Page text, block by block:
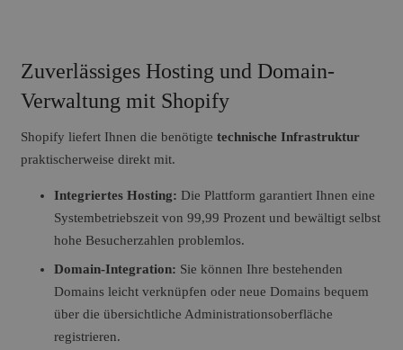
Zuverlässiges Hosting und Domain-
Verwaltung mit Shopify
Shopify liefert Ihnen die benötigte technische Infrastruktur
praktischerweise direkt mit.
Integriertes Hosting: Die Plattform garantiert Ihnen eine
Systembetriebszeit von 99,99 Prozent und bewältigt selbst
hohe Besucherzahlen problemlos.
Domain-Integration: Sie können Ihre bestehenden
Domains leicht verknüpfen oder neue Domains bequem
über die übersichtliche Administrationsoberfläche
registrieren.